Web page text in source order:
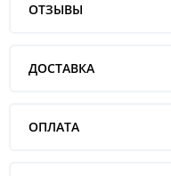
ОТЗЫВЫ
ДОСТАВКА
ОПЛАТА